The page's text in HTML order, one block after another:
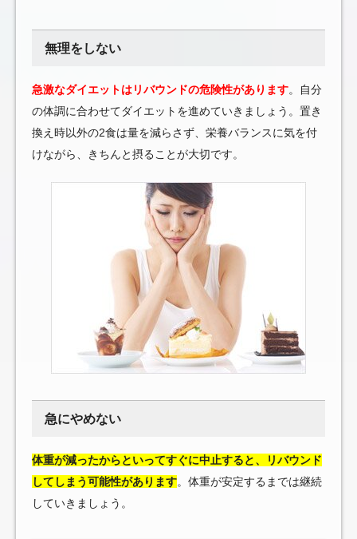
無理をしない
急激なダイエットはリバウンドの危険性があります。自分
の体調に合わせてダイエットを進めていきましょう。置き
換え時以外の2食は量を減らさず、栄養バランスに気を付
けながら、きちんと摂ることが大切です。
急にやめない
体重が減ったからといってすぐに中止すると、リバウンド
してしまう可能性があります。体重が安定するまでは継続
していきましょう。